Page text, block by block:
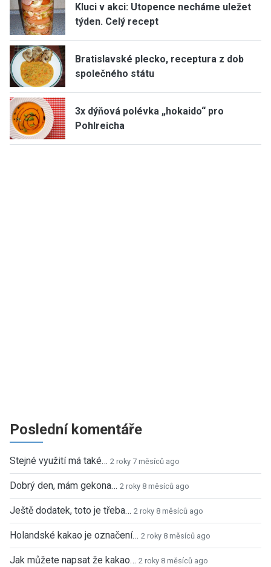
Kluci v akci: Utopence necháme uležet
týden. Celý recept
Bratislavské plecko, receptura z dob
společného státu
3x dýňová polévka „hokaido“ pro
Pohlreicha
Poslední komentáře
Stejné využití má také… 2 roky 7 měsíců ago
Dobrý den, mám gekona… 2 roky 8 měsíců ago
Ještě dodatek, toto je třeba… 2 roky 8 měsíců ago
Holandské kakao je označení… 2 roky 8 měsíců ago
Jak můžete napsat že kakao… 2 roky 8 měsíců ago